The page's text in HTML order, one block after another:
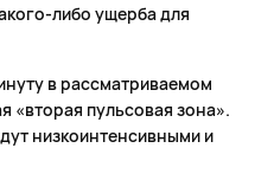
либо ущерба для
в рассматриваемом
«вторая пульсовая зона».
низкоинтенсивными и